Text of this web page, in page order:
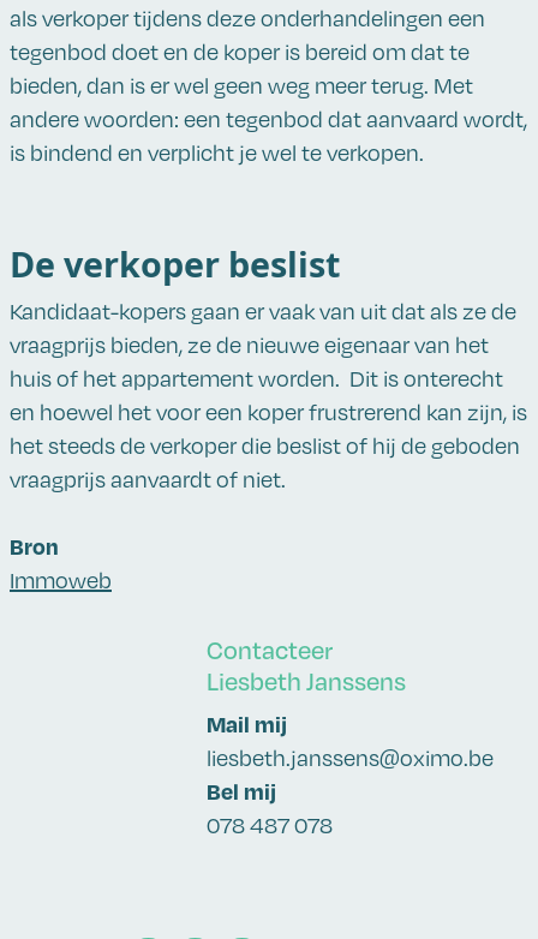
als verkoper tijdens deze onderhandelingen een
tegenbod doet en de koper is bereid om dat te
bieden, dan is er wel geen weg meer terug. Met
andere woorden: een tegenbod dat aanvaard wordt,
is bindend en verplicht je wel te verkopen.
De verkoper beslist
Kandidaat-kopers gaan er vaak van uit dat als ze de
vraagprijs bieden, ze de nieuwe eigenaar van het
huis of het appartement worden. Dit is onterecht
en hoewel het voor een koper frustrerend kan zijn, is
het steeds de verkoper die beslist of hij de geboden
vraagprijs aanvaardt of niet.
Bron
Immoweb
Contacteer
Liesbeth Janssens
Mail mij
liesbeth.janssens@oximo.be
Bel mij
078 487 078